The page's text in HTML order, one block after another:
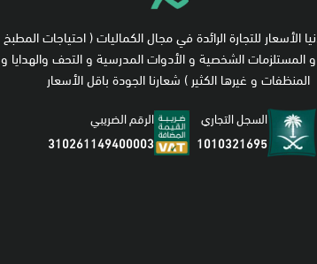
الأسعار للتجارة الرائدة في مجال الكماليات ( احتياجات المطبخ
و المستلزمات الشخصية و الأدوات المدرسية و التحف والهدايا و
المنظفات و غيرها الكثير ) شعارنا الجودة باقل الأسعار
السجل التجاري
1010321695
الرقم الضريبي
310261149400003